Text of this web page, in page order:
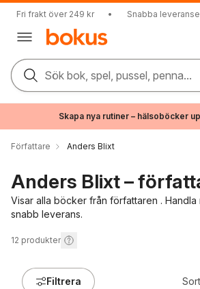
Fri frakt över 249 kr • Snabba
Sök bok, spel, pussel, penna...
Skapa nya rutiner – hälsoböcker
Författare Anders Blixt
Anders Blixt –
Visar alla böcker från författaren .
snabb leverans.
12 produkter
Filtrera